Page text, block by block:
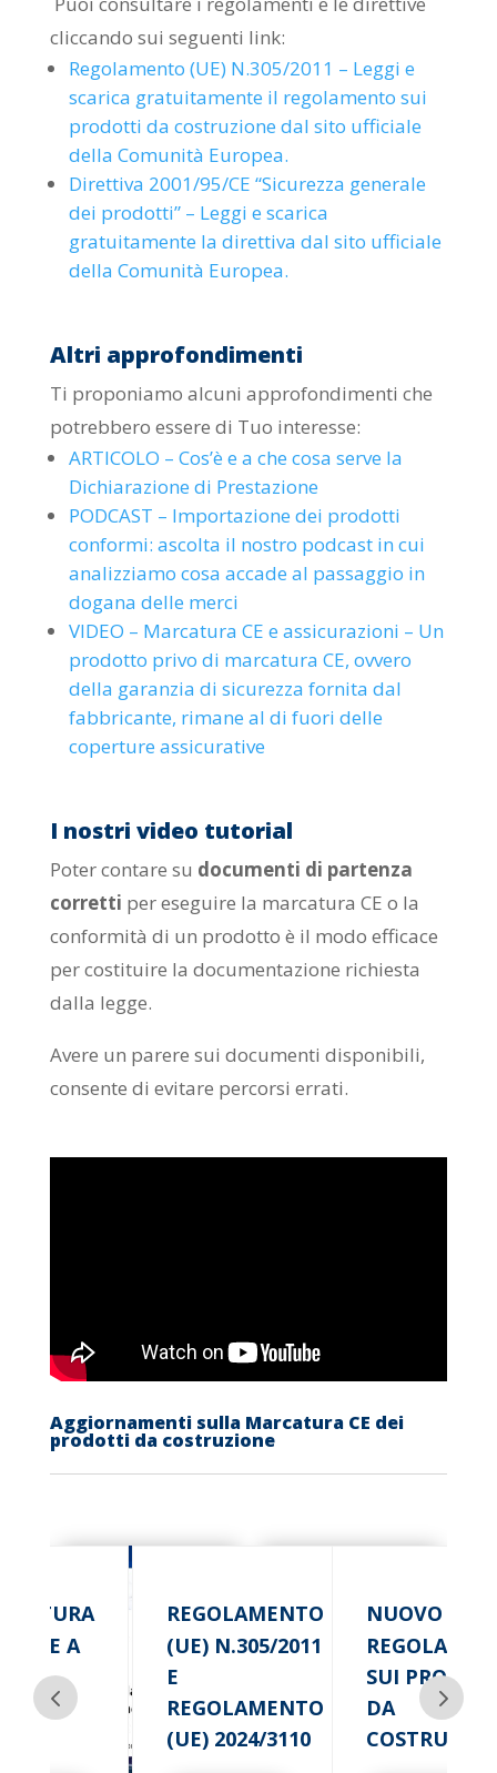
cliccando sui seguenti link:
Regolamento (UE) N.305/2011 – Leggi e
scarica gratuitamente il regolamento sui
prodotti da costruzione dal sito ufficiale
della Comunità Europea.
Direttiva 2001/95/CE “Sicurezza generale
dei prodotti” – Leggi e scarica
gratuitamente la direttiva dal sito ufficiale
della Comunità Europea.
Altri approfondimenti
Ti proponiamo alcuni approfondimenti che
potrebbero essere di Tuo interesse:
ARTICOLO – Cos’è e a che cosa serve la
Dichiarazione di Prestazione
PODCAST – Importazione dei prodotti
conformi: ascolta il nostro podcast in cui
analizziamo cosa accade al passaggio in
dogana delle merci
VIDEO – Marcatura CE e assicurazioni – Un
prodotto privo di marcatura CE, ovvero
della garanzia di sicurezza fornita dal
fabbricante, rimane al di fuori delle
coperture assicurative
I nostri video tutorial
Poter contare su documenti di partenza
corretti per eseguire la marcatura CE o la
conformità di un prodotto è il modo efficace
per costituire la documentazione richiesta
dalla legge.
Avere un parere sui documenti disponibili,
consente di evitare percorsi errati.
Aggiornamenti sulla Marcatura CE dei
prodotti da costruzione
A
REGOLAMENTO
(UE) N.305/2011
E
REGOLAMENTO
(UE) 2024/3110
NUOVO
SUI
DA